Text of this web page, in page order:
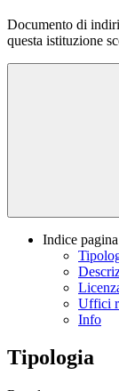
Documento di
questa istituzione
Indice pagina
Uffici
Info
Tipologia